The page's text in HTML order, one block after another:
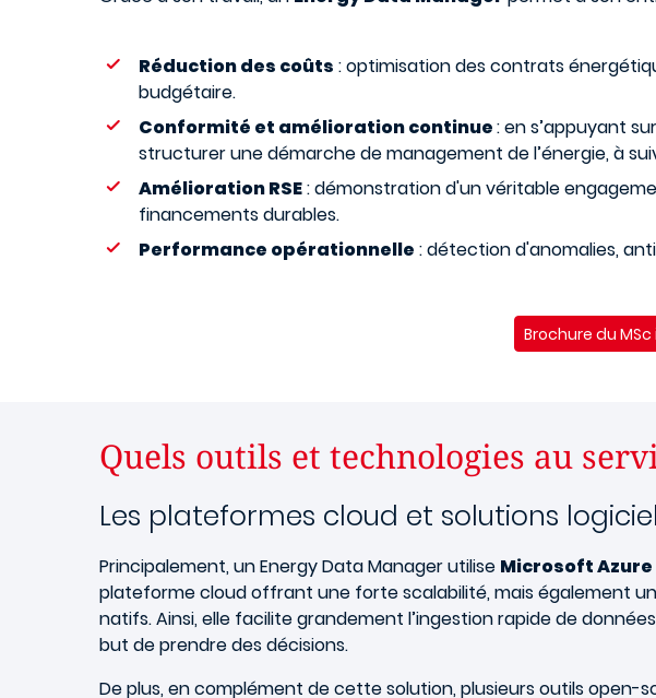
Réduction des coûts : optimisation des contrats
budgétaire.
Conformité et amélioration continue: en s’appuyant
structurer une démarche de management de l’énergie, à
Amélioration RSE: démonstration d'un véritable
financements durables.
Performance opérationnelle : détection d'anomalies,
Brochure du
Quels outils et technologies au
Les plateformes cloud et solutions
Principalement, un Energy Data Manager utilise Microsoft
plateforme cloud offrant une forte scalabilité, mais également
natifs. Ainsi, elle facilite grandement l’ingestion rapide de
but de prendre des décisions.
De plus, en complément de cette solution, plusieurs outils open-